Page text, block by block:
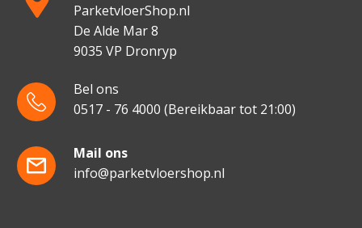
ParketvloerShop.nl
De Alde Mar 8
9035 VP Dronryp
Bel ons
0517 - 76 4000 (Bereikbaar tot 21:00)
Mail ons
info@parketvloershop.nl